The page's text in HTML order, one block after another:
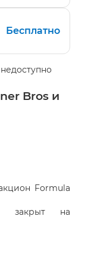
Бесплатно
Bros и
Formula
закрыт на